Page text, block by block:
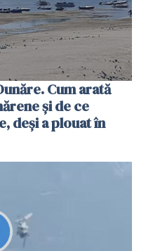
Cum arată
și de ce
deși a plouat în